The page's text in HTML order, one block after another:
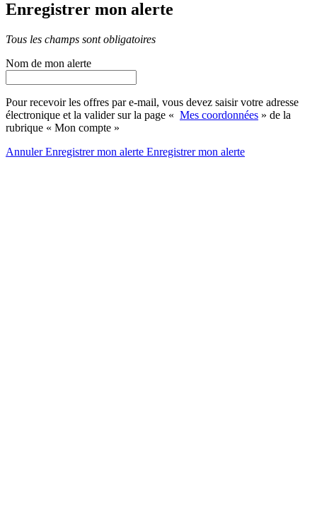
Enregistrer mon alerte
Tous les champs sont obligatoires
Nom de mon alerte
Pour recevoir les offres par e-mail, vous devez saisir votre adresse
électronique et la valider sur la page « Mes coordonnées » de la
rubrique « Mon compte »
AnnulerEnregistrer mon alerte Enregistrermon alerte